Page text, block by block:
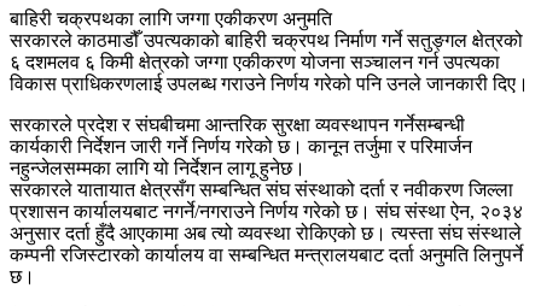
बाहिरी चक्रपथका लागि जग्गा एकीकरण अनुमति
सरकारले काठमाडौँ उपत्यकाको बाहिरी चक्रपथ निर्माण गर्ने सतुङ्गल क्षेत्रको
६ दशमलव ६ किमी क्षेत्रको जग्गा एकीकरण योजना सञ्चालन गर्न उपत्यका
विकास प्राधिकरणलाई उपलब्ध गराउने निर्णय गरेको पनि उनले जानकारी दिए।
सरकारले प्रदेश र संघबीचमा आन्तरिक सुरक्षा व्यवस्थापन गर्नेसम्बन्धी
कार्यकारी निर्देशन जारी गर्ने निर्णय गरेको छ। कानून तर्जुमा र परिमार्जन
नहुन्जेलसम्मका लागि यो निर्देशन लागू हुनेछ।
सरकारले यातायात क्षेत्रसँग सम्बन्धित संघ संस्थाको दर्ता र नवीकरण जिल्ला
प्रशासन कार्यालयबाट नगर्ने/नगराउने निर्णय गरेको छ। संघ संस्था ऐन, २०३४
अनुसार दर्ता हुँदै आएकामा अब त्यो व्यवस्था रोकिएको छ। त्यस्ता संघ संस्थाले
कम्पनी रजिस्टारको कार्यालय वा सम्बन्धित मन्त्रालयबाट दर्ता अनुमति लिनुपर्ने
छ।